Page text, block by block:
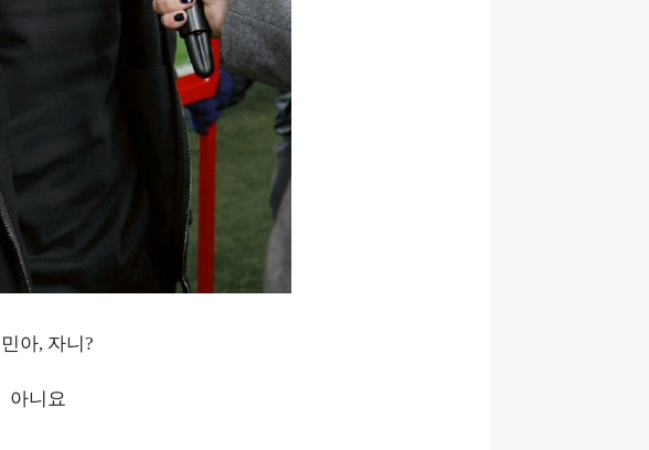
아, 자니?
아니요